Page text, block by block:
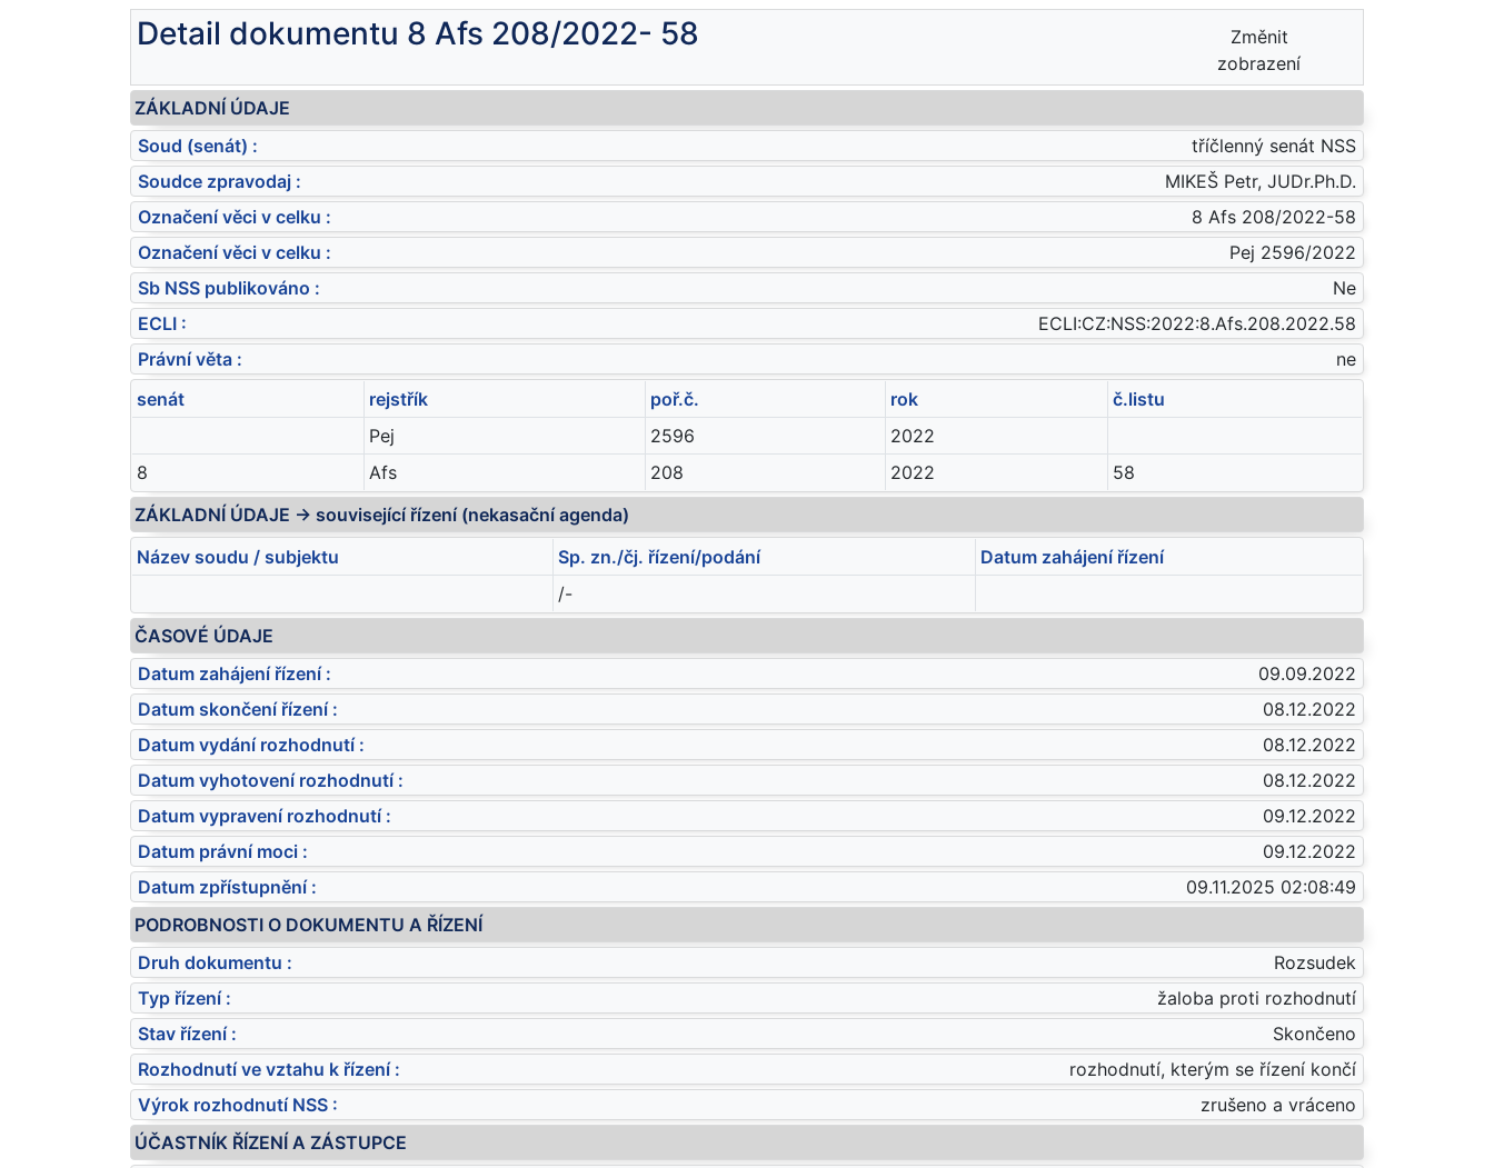
Detail dokumentu 8 Afs 208/2022- 58
Změnit
zobrazení
ZÁKLADNÍ ÚDAJE
Soud (senát) :
tříčlenný senát NSS
Soudce zpravodaj :
MIKEŠ Petr, JUDr.Ph.D.
Označení věci v celku :
8 Afs 208/2022-58
Označení věci v celku :
Pej 2596/2022
Sb NSS publikováno :
Ne
ECLI :
ECLI:CZ:NSS:2022:8.Afs.208.2022.58
Právní věta :
ne
senát
rejstřík poř.č. rok
č.listu
Pej
2596
2022
8
Afs 208 2022
58
ZÁKLADNÍ ÚDAJE -> související řízení (nekasační agenda)
Název soudu / subjektu
Sp. zn./čj. řízení/podání
Datum zahájení řízení
/-
ČASOVÉ ÚDAJE
Datum zahájení řízení :
09.09.2022
Datum skončení řízení :
08.12.2022
Datum vydání rozhodnutí :
08.12.2022
Datum vyhotovení rozhodnutí :
08.12.2022
Datum vypravení rozhodnutí :
09.12.2022
Datum právní moci :
09.12.2022
Datum zpřístupnění :
09.11.2025 02:08:49
PODROBNOSTI O DOKUMENTU A ŘÍZENÍ
Druh dokumentu :
Rozsudek
Typ řízení :
žaloba proti rozhodnutí
Stav řízení :
Skončeno
Rozhodnutí ve vztahu k řízení :
rozhodnutí, kterým se řízení končí
Výrok rozhodnutí NSS :
zrušeno a vráceno
ÚČASTNÍK ŘÍZENÍ A ZÁSTUPCE